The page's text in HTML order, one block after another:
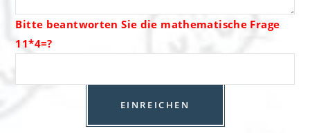
Bitte beantworten Sie die mathematische Frage
11*4=?